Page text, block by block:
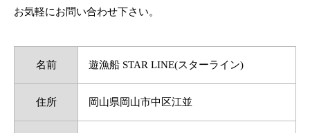
お気軽にお問い合わせ下さい。
名前 遊漁船 STAR LINE(スターライン)
住所 岡山県岡山市中区江並